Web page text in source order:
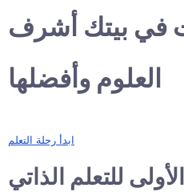
في بيتك أشرف
العلوم وأفضلها
ابدأ رحلة التعلم
للتعلم الذاتي